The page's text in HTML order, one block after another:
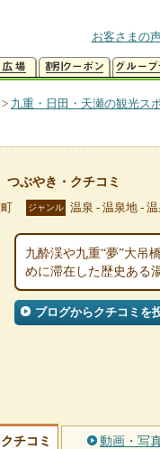
お客さまの
> 九重・日田・天瀬の観光ス
つぶやき・クチコミ
ジャンル 温泉 - 温泉地 -
九酔渓や九重“夢”大吊
めに滞在した歴史ある
ブログからクチコミを
チコミ 動画・写